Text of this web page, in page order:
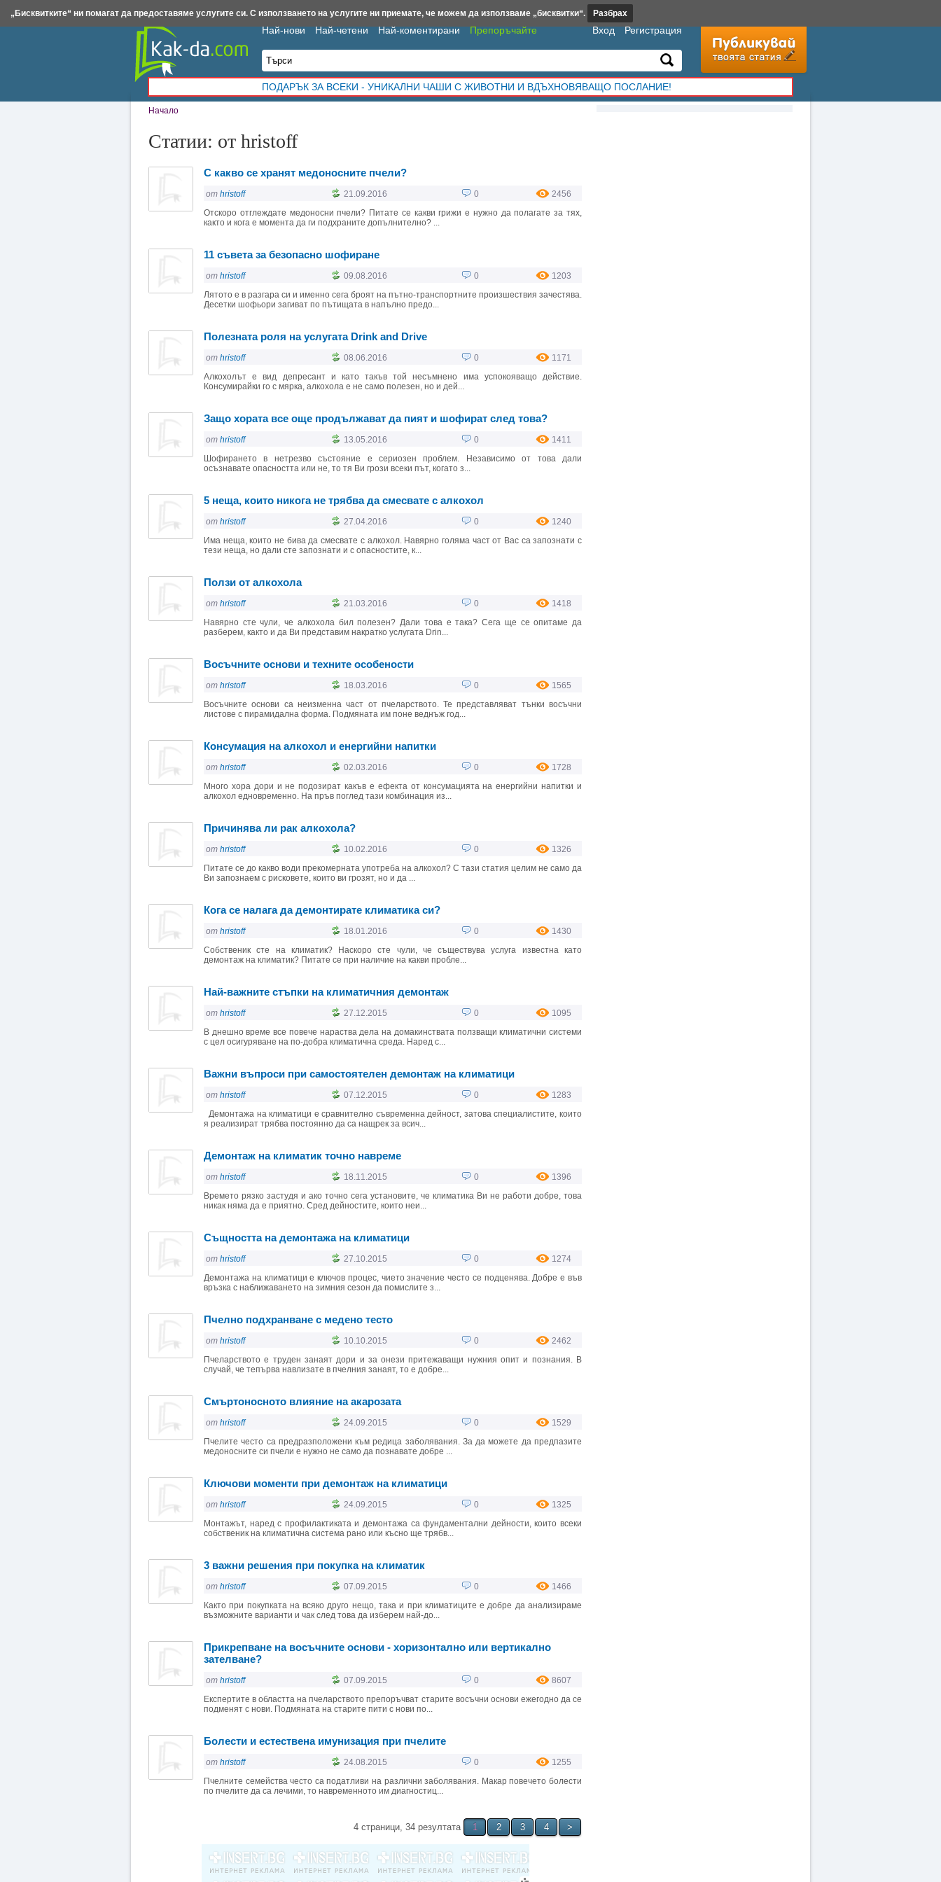
Начало
Статии: от hristoff
С какво се хранят медоносните пчели?
от hristoff 21.09.2016 0
2456
Отскоро отглеждате медоносни пчели? Питате се какви грижи е нужно да полагате за тях,
както и кога е момента да ги подхраните допълнително? ...
11 съвета за безопасно шофиране
от hristoff 09.08.2016 0
1203
Лятото е в разгара си и именно сега броят на пътно-транспортните произшествия зачестява.
Десетки шофьори загиват по пътищата в напълно предо...
Полезната роля на услугата Drink and Drive
от hristoff 08.06.2016 0
1171
Алкохолът е вид депресант и като такъв той несъмнено има успокояващо действие.
Консумирайки го с мярка, алкохола е не само полезен, но и дей...
Защо хората все още продължават да пият и шофират след това?
от hristoff 13.05.2016 0
1411
Шофирането в нетрезво състояние е сериозен проблем. Независимо от това дали
осъзнавате опасността или не, то тя Ви грози всеки път, когато з...
5 неща, които никога не трябва да смесвате с алкохол
от hristoff 27.04.2016 0
1240
Има неща, които не бива да смесвате с алкохол. Навярно голяма част от Вас са запознати с
тези неща, но дали сте запознати и с опасностите, к...
Ползи от алкохола
от hristoff 21.03.2016 0
1418
Навярно сте чули, че алкохола бил полезен? Дали това е така? Сега ще се опитаме да
разберем, както и да Ви представим накратко услугата Drin...
Восъчните основи и техните особености
от hristoff 18.03.2016 0
1565
Восъчните основи са неизменна част от пчеларството. Те представляват тънки восъчни
листове с пирамидална форма. Подмяната им поне веднъж год...
Консумация на алкохол и енергийни напитки
от hristoff 02.03.2016 0
1728
Много хора дори и не подозират какъв е ефекта от консумацията на енергийни напитки и
алкохол едновременно. На пръв поглед тази комбинация из...
Причинява ли рак алкохола?
от hristoff 10.02.2016 0
1326
Питате се до какво води прекомерната употреба на алкохол? С тази статия целим не само да
Ви запознаем с рисковете, които ви грозят, но и да ...
Кога се налага да демонтирате климатика си?
от hristoff 18.01.2016 0
1430
Собственик сте на климатик? Наскоро сте чули, че съществува услуга известна като
демонтаж на климатик? Питате се при наличие на какви пробле...
Най-важните стъпки на климатичния демонтаж
от hristoff 27.12.2015 0
1095
В днешно време все повече нараства дела на домакинствата ползващи климатични системи
с цел осигуряване на по-добра климатична среда. Наред с...
Важни въпроси при самостоятелен демонтаж на климатици
от hristoff 07.12.2015 0
1283
Демонтажа на климатици е сравнително съвременна дейност, затова специалистите, които
я реализират трябва постоянно да са нащрек за всич...
Демонтаж на климатик точно навреме
от hristoff 18.11.2015 0
1396
Времето рязко застудя и ако точно сега установите, че климатика Ви не работи добре, това
никак няма да е приятно. Сред дейностите, които неи...
Същността на демонтажа на климатици
от hristoff 27.10.2015 0
1274
Демонтажа на климатици е ключов процес, чието значение често се подценява. Добре е във
връзка с наближаването на зимния сезон да помислите з...
Пчелно подхранване с медено тесто
от hristoff 10.10.2015 0
2462
Пчеларството е труден занаят дори и за онези притежаващи нужния опит и познания. В
случай, че тепърва навлизате в пчелния занаят, то е добре...
Смъртоносното влияние на акарозата
от hristoff 24.09.2015 0
1529
Пчелите често са предразположени към редица заболявания. За да можете да предпазите
медоносните си пчели е нужно не само да познавате добре ...
Ключови моменти при демонтаж на климатици
от hristoff 24.09.2015 0
1325
Монтажът, наред с профилактиката и демонтажа са фундаментални дейности, които всеки
собственик на климатична система рано или късно ще трябв...
3 важни решения при покупка на климатик
от hristoff 07.09.2015 0
1466
Както при покупката на всяко друго нещо, така и при климатиците е добре да анализираме
възможните варианти и чак след това да изберем най-до...
Прикрепване на восъчните основи - хоризонтално или вертикално
зателване?
от hristoff 07.09.2015 0
8607
Експертите в областта на пчеларството препоръчват старите восъчни основи ежегодно да се
подменят с нови. Подмяната на старите пити с нови по...
Болести и естествена имунизация при пчелите
от hristoff 24.08.2015 0
1255
Пчелните семейства често са податливи на различни заболявания. Макар повечето болести
по пчелите да са лечими, то навременното им диагностиц...
4 страници, 34 резултата 1 2 3 4 >
Най-нови Най-четени Най-коментирани Препоръчайте Вход Регистрация
ПОДАРЪК ЗА ВСЕКИ - УНИКАЛНИ ЧАШИ С ЖИВОТНИ И ВДЪХНОВЯВАЩО ПОСЛАНИЕ!
Insert.bg Framar.bg Kak-da.com Iztochnik.com BauBau.bg NewAge.bg
„Бисквитките“ ни помагат да предоставяме услугите си. С използването на услугите ни приемате, че можем да използваме „бисквитки“. Разбрах